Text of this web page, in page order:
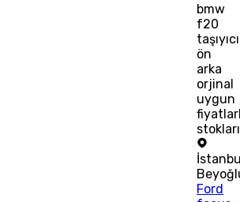
bmw
f20
taşıyıcı
ön
arka
orjinal
uygun
Ford